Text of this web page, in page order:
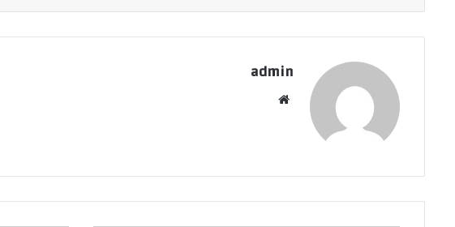
admin